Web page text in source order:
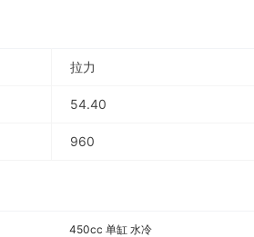
拉力
54.40
960
450cc 单缸 水冷